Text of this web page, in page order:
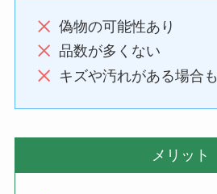
偽物の可能性あり
品数が多くない
キズや汚れがある場合も
メリット